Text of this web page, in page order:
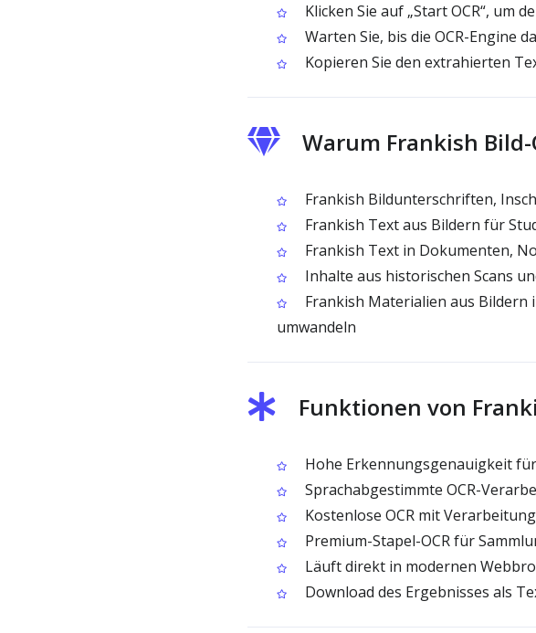
Klicken Sie auf „Start OCR“, um
Warten Sie, bis die OCR-Engine
Kopieren Sie den extrahierten
Warum Frankish
Frankish Bildunterschriften,
Frankish Text aus Bildern für
Frankish Text in Dokumenten,
Inhalte aus historischen Scans
Frankish Materialien aus
umwandeln
Funktionen von
Hohe Erkennungsgenauigkeit
Sprachabgestimmte OCR-
Kostenlose OCR mit
Premium-Stapel-OCR für
Läuft direkt in modernen
Download des Ergebnisses als